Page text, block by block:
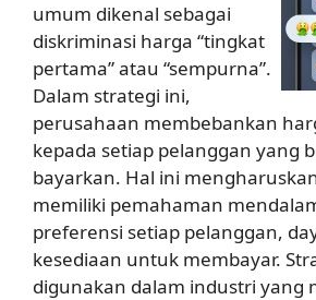
umum dikenal sebagai
diskriminasi harga “tingkat
pertama” atau “sempurna”.
Dalam strategi ini,
perusahaan membebankan
kepada setiap pelanggan yang
bayarkan. Hal ini
memiliki pemahaman
preferensi setiap pelanggan,
kesediaan untuk membayar.
digunakan dalam industri yang